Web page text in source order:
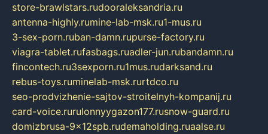
store-brawlstars.rudooraleksandria.ru
antenna-highly.rumine-lab-msk.ru1-mus.ru
3-sex-porn.ruban-damn.rupurse-factory.ru
viagra-tablet.rufasbags.ruadler-jun.rubandamn.ru
fincontech.ru3sexporn.ru1mus.rudarksand.ru
rebus-toys.ruminelab-msk.rurtdco.ru
seo-prodvizhenie-sajtov-stroitelnyh-kompanij.ru
card-voice.rurulonnyygazon177.rusnow-guard.ru
domizbrusa-9x12spb.rudemaholding.ruaalse.ru